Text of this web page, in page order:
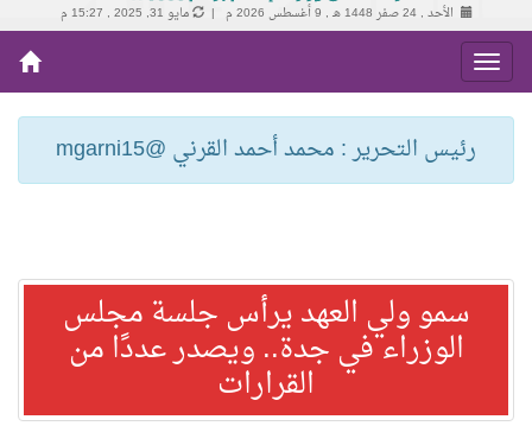
الأحد , 24 صفر 1448 هـ , 9 أغسطس 2026 م | مايو 31, 2025 , 15:27 م
رئيس التحرير : محمد أحمد القرني @mgarni15
سمو ولي العهد يرأس جلسة مجلس
الوزراء في جدة.. ويصدر عددًا من
القرارات